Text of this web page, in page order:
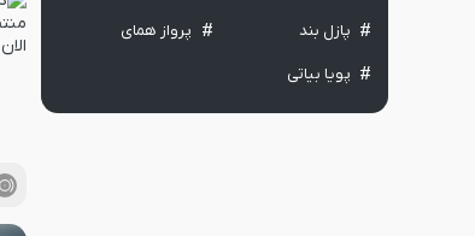
پازل بند پرواز همای
پویا بیاتی